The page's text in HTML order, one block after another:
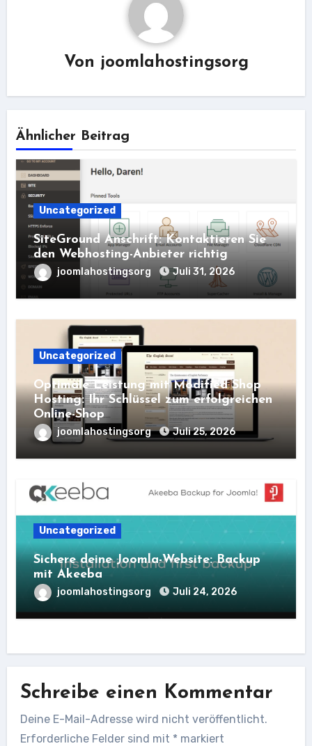
Von joomlahostingsorg
Ähnlicher Beitrag
Uncategorized
SiteGround Anschrift: Kontaktieren Sie
den Webhosting-Anbieter richtig
joomlahostingsorg Juli 31, 2026
Uncategorized
Optimale Leistung mit Modified Shop
Hosting: Ihr Schlüssel zum erfolgreichen
Online-Shop
joomlahostingsorg Juli 25, 2026
Uncategorized
Sichere deine Joomla-Website: Backup
mit Akeeba
joomlahostingsorg Juli 24, 2026
Schreibe einen Kommentar
Deine E-Mail-Adresse wird nicht veröffentlicht.
Erforderliche Felder sind mit * markiert